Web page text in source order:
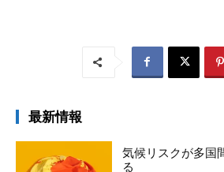
最新情報
気候リスクが多国
る